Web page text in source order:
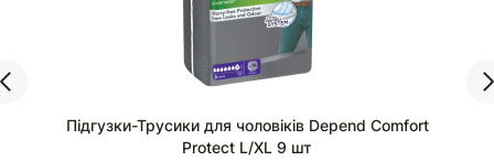
Підгузки-Трусики для жінок Depend Comfort Protect L
9 шт